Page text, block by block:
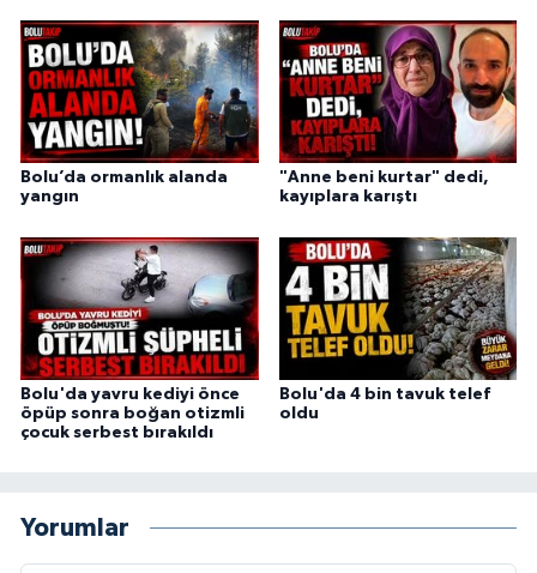
Bolu’da ormanlık alanda
yangın
"Anne beni kurtar" dedi,
kayıplara karıştı
Bolu'da yavru kediyi önce
öpüp sonra boğan otizmli
çocuk serbest bırakıldı
Bolu'da 4 bin tavuk telef
oldu
Yorumlar